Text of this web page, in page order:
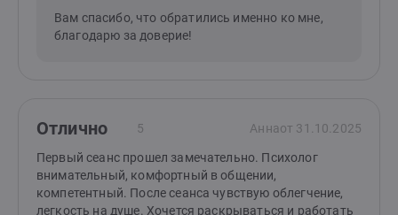
Вам спасибо, что обратились именно ко мне,
благодарю за доверие!
Отлично 5 Аннаот 31.10.2025
Первый сеанс прошел замечательно. Психолог
внимательный, комфортный в общении,
компетентный. После сеанса чувствую облегчение,
легкость на душе. Хочется раскрываться и работать